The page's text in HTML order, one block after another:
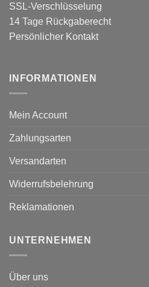
SSL-Verschlüsselung
14 Tage Rückgaberecht
Persönlicher Kontakt
INFORMATIONEN
Mein Account
Zahlungsarten
Versandarten
Widerrufsbelehrung
Reklamationen
UNTERNEHMEN
Über uns